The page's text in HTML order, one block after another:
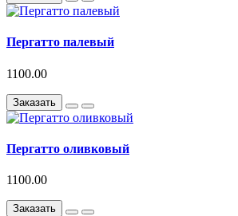
Пергатто палевый
1100.00
Заказать
Пергатто оливковый
1100.00
Заказать